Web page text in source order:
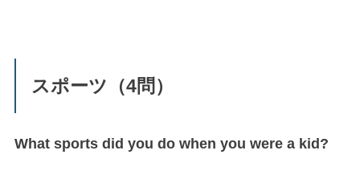
スポーツ（4問）
What sports did you do when you were a kid?